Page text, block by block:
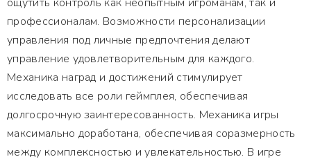
профессионалам. Возможности персонализации
управления под личные предпочтения делают
управление удовлетворительным для каждого.
Механика наград и достижений стимулирует
исследовать все роли геймплея, обеспечивая
долгосрочную заинтересованность. Механика игры
максимально доработана, обеспечивая соразмерность
между комплексностью и увлекательностью. В игре